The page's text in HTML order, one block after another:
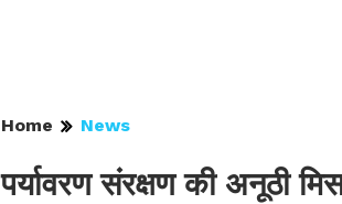
Home News
पर्यावरण संरक्षण की अनूठी